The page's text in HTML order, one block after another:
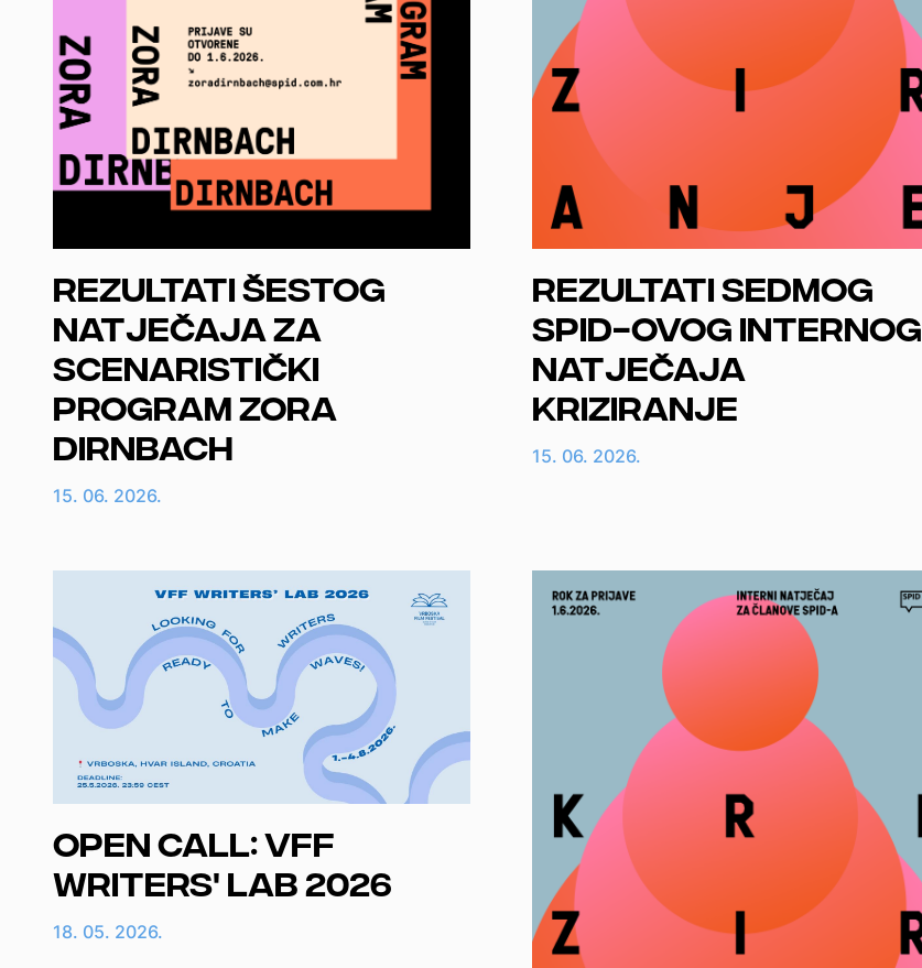
Rezultati šestog
natječaja za
scenaristički
program Zora
Dirnbach
15. 06. 2026.
Rezultati sedmog
SPID-ovog internog
natječaja
Kriziranje
15. 06. 2026.
Open Call: VFF
Writers' Lab 2026
18. 05. 2026.